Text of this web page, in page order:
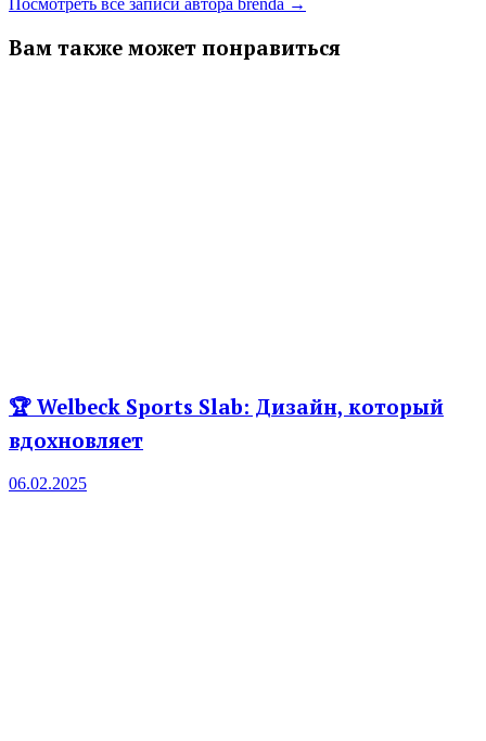
Посмотреть все записи автора brenda →
Вам также может понравиться
🏆 Welbeck Sports Slab: Дизайн, который
вдохновляет
06.02.2025